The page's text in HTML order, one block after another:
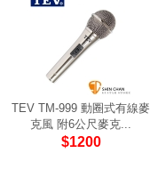
TEV TM-999 動圈式有線麥
克風 附6公尺麥克...
$1200